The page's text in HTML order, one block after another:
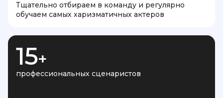
Тщательно отбираем в команду и регулярно
обучаем самых харизматичных актеров
15+
профессиональных сценаристов